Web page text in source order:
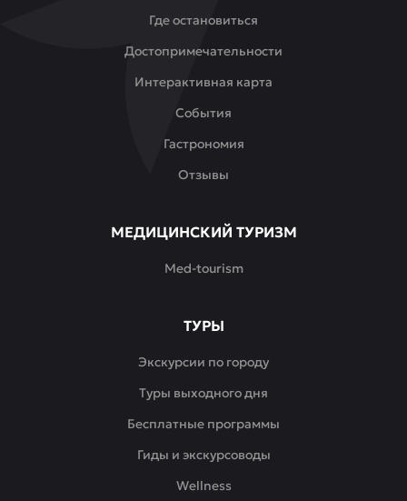
грузинские
вина,
настойки
и
вкусами
По
в
Кузин
живая
музыка,
проходят
вечера
Где остановиться
Достопримечательности
Интерактивная карта
События
Гастрономия
Отзывы
МЕДИЦИНСКИЙ ТУРИЗМ
Med-tourism
ТУРЫ
Экскурсии по городу
Туры выходного дня
Бесплатные программы
Гиды и экскурсоводы
Wellness